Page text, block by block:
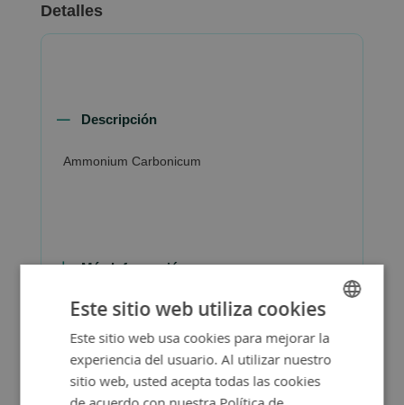
Detalles
Descripción
Ammonium Carbonicum
Más Información
SPANISH
ENGLISH
Este sitio web utiliza cookies
Este sitio web usa cookies para mejorar la
experiencia del usuario. Al utilizar nuestro
sitio web, usted acepta todas las cookies